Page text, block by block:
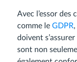
Avec l’essor des
comme le GDPR,
doivent
sont non